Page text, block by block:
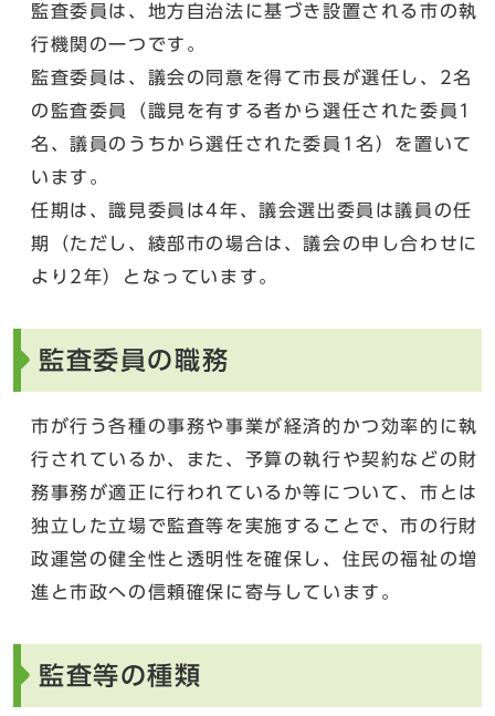
監査委員は、地方自治法に基づき設置される市の執
行機関の一つです。
監査委員は、議会の同意を得て市長が選任し、2名
の監査委員（識見を有する者から選任された委員1
名、議員のうちから選任された委員1名）を置いて
います。
任期は、識見委員は4年、議会選出委員は議員の任
期（ただし、綾部市の場合は、議会の申し合わせに
より2年）となっています。
監査委員の職務
市が行う各種の事務や事業が経済的かつ効率的に執
行されているか、また、予算の執行や契約などの財
務事務が適正に行われているか等について、市とは
独立した立場で監査等を実施することで、市の行財
政運営の健全性と透明性を確保し、住民の福祉の増
進と市政への信頼確保に寄与しています。
監査等の種類